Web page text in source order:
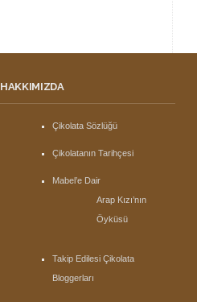
HAKKIMIZDA
Çikolata Sözlüğü
Çikolatanın Tarihçesi
Mabel’e Dair
Arap Kızı’nın
Öyküsü
Takip Edilesi Çikolata
Bloggerları